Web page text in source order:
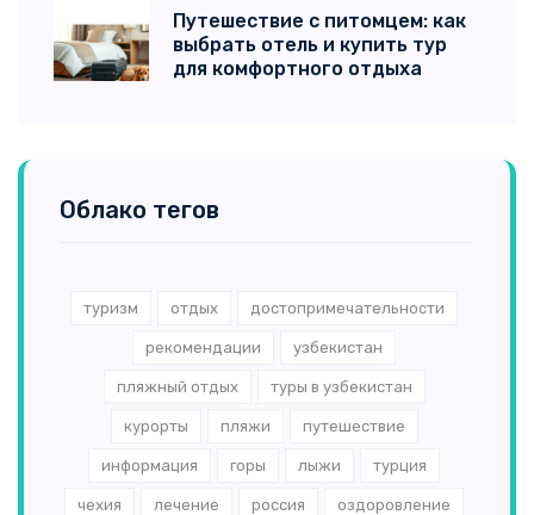
Путешествие с питомцем: как
выбрать отель и купить тур
для комфортного отдыха
Облако тегов
туризм отдых достопримечательности
рекомендации узбекистан
пляжный отдых туры в узбекистан
курорты пляжи путешествие
информация горы лыжи турция
чехия лечение россия оздоровление